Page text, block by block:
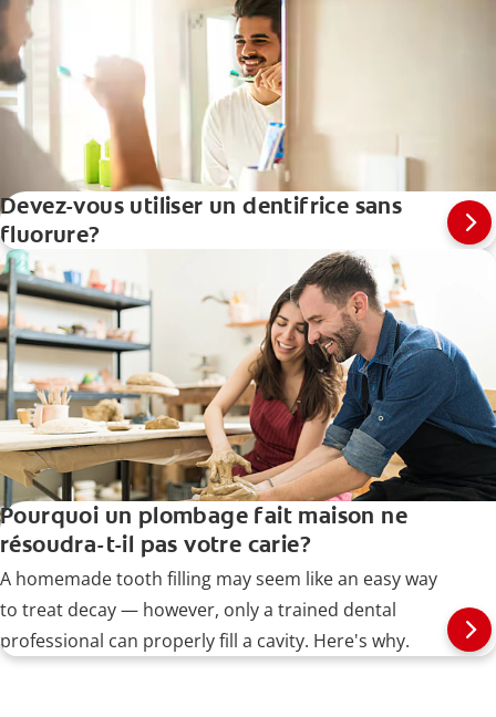
Devez-vous utiliser un dentifrice sans
fluorure?
Pourquoi un plombage fait maison ne
résoudra-t-il pas votre carie?
A homemade tooth filling may seem like an easy way
to treat decay — however, only a trained dental
professional can properly fill a cavity. Here's why.